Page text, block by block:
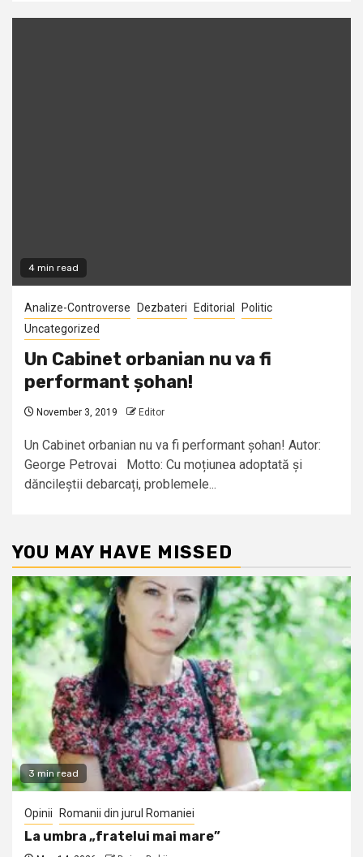
4 min read
Analize-Controverse Dezbateri Editorial
Politic
Uncategorized
Un Cabinet orbanian nu va fi
performant șohan!
November 3, 2019 Editor
Un Cabinet orbanian nu va fi performant șohan! Autor:
George Petrovai Motto: Cu moțiunea adoptată și
dăncileștii debarcați, problemele...
YOU MAY HAVE MISSED
3 min read
Opinii Romanii din jurul Romaniei
La umbra „fratelui mai mare”